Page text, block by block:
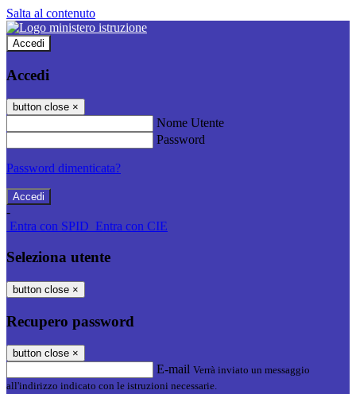
Salta al contenuto
Accedi
Accedi
button close ×
Nome Utente
Password
Password dimenticata?
-
Entra con SPID Entra con CIE
Seleziona utente
button close ×
Recupero password
button close ×
E-mail Verrà inviato un messaggio
all'indirizzo indicato con le istruzioni necessarie.